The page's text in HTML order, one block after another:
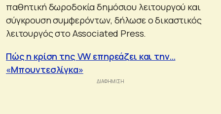
παθητική δωροδοκία δημόσιου λειτουργού και
σύγκρουση συμφερόντων, δήλωσε ο δικαστικός
λειτουργός στο Associated Press.
Πώς η κρίση της VW επηρεάζει και την…
«Μπουντεσλίγκα»